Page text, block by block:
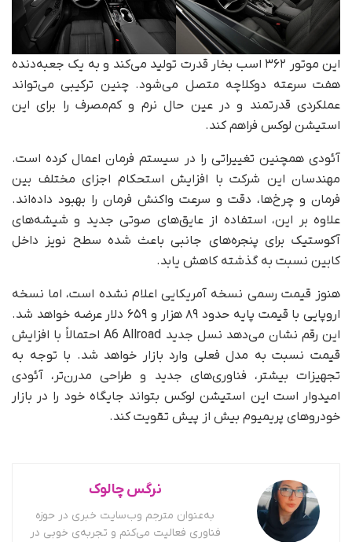
این موتور ۳۶۲ اسب بخار قدرت تولید می‌کند و به یک جعبه‌دنده
هفت سرعته دوکلاچه متصل می‌شود. چنین ترکیبی می‌تواند
عملکردی قدرتمند و در عین حال نرم و کم‌مصرف را برای این
استیشن لوکس فراهم کند.
آئودی همچنین تغییراتی را در سیستم فرمان اعمال کرده است.
مهندسان این شرکت با افزایش استحکام اجزای مختلف بین
فرمان و چرخ‌ها، دقت و سرعت واکنش فرمان را بهبود داده‌اند.
علاوه بر این، استفاده از عایق‌های صوتی جدید و شیشه‌های
آکوستیک برای پنجره‌های جانبی باعث شده سطح نویز داخل
کابین نسبت به گذشته کاهش یابد.
هنوز قیمت رسمی نسخه آمریکایی اعلام نشده است، اما نسخه
اروپایی با قیمت پایه حدود ۸۹ هزار و ۶۵۹ دلار عرضه خواهد شد.
این رقم نشان می‌دهد نسل جدید A6 Allroad احتمالاً با افزایش
قیمت نسبت به مدل فعلی وارد بازار خواهد شد. با توجه به
تجهیزات بیشتر، فناوری‌های جدید و طراحی مدرن‌تر، آئودی
امیدوار است این استیشن لوکس بتواند جایگاه خود را در بازار
خودروهای پریمیوم بیش از پیش تقویت کند.
نرگس چالوک
به‌عنوان مترجم وب‌سایت خبری در حوزه
فناوری فعالیت می‌کنم و تجربه‌ی خوبی در